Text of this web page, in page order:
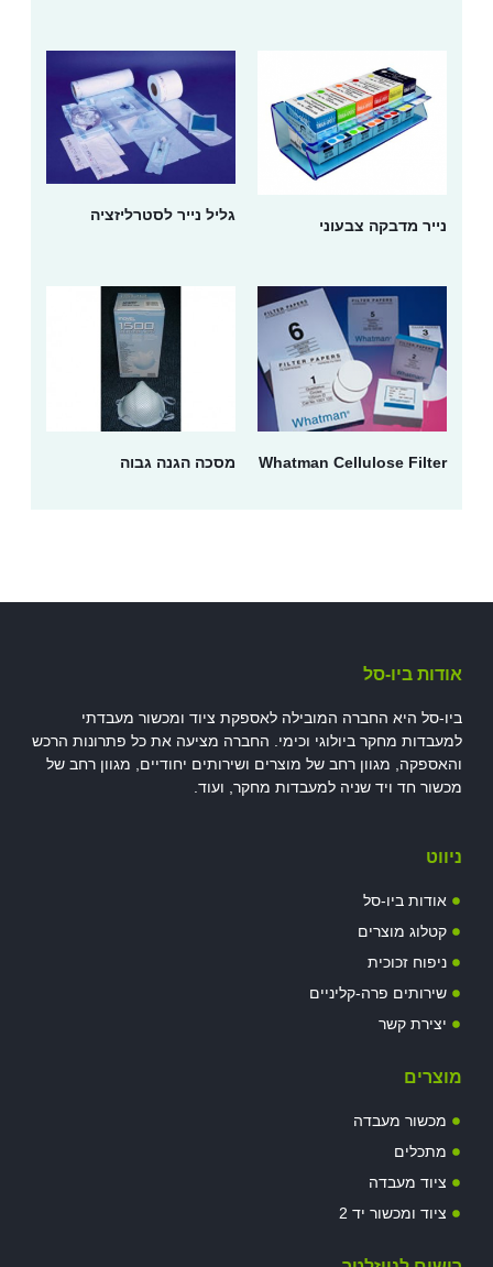
נייר מדבקה צבעוני
גליל נייר לסטרליזציה
Whatman Cellulose Filter מסכה הגנה גבוה
אודות ביו-סל
ביו-סל היא החברה המובילה לאספקת ציוד ומכשור מעבדתי
למעבדות מחקר ביולוגי וכימי. החברה מציעה את כל פתרונות הרכש
והאספקה, מגוון רחב של מוצרים ושירותים יחודיים, מגוון רחב של
מכשור חד ויד שניה למעבדות מחקר, ועוד.
ניווט
אודות ביו-סל
קטלוג מוצרים
ניפוח זכוכית
שירותים פרה-קליניים
יצירת קשר
מוצרים
מכשור מעבדה
מתכלים
ציוד מעבדה
ציוד ומכשור יד 2